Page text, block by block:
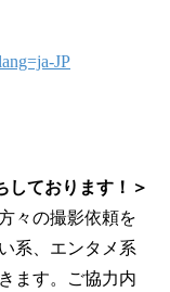
JP
しております！＞
々の撮影依頼を
系、エンタメ系
ます。ご協力内